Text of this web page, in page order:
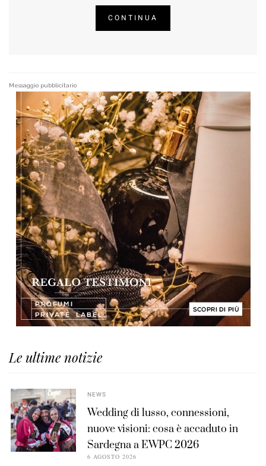
CONTINUA
Messaggio pubblicitario
Le ultime notizie
NEWS
Wedding di lusso, connessioni,
nuove visioni: cosa è accaduto in
Sardegna a EWPC 2026
6 AGOSTO 2026